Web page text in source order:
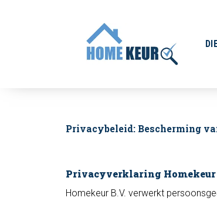
Privacybeleid: Bescherming
Privacyverklaring Homekeur
Homekeur B.V. verwerkt